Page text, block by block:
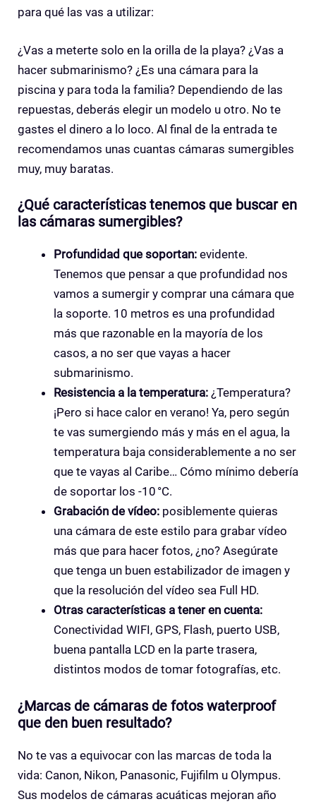
para qué las vas a utilizar:
¿Vas a meterte solo en la orilla de la playa? ¿Vas a
hacer submarinismo? ¿Es una cámara para la
piscina y para toda la familia? Dependiendo de las
repuestas, deberás elegir un modelo u otro. No te
gastes el dinero a lo loco. Al final de la entrada te
recomendamos unas cuantas cámaras sumergibles
muy, muy baratas.
¿Qué características tenemos que buscar en
las cámaras sumergibles?
Profundidad que soportan: evidente.
Tenemos que pensar a que profundidad nos
vamos a sumergir y comprar una cámara que
la soporte. 10 metros es una profundidad
más que razonable en la mayoría de los
casos, a no ser que vayas a hacer
submarinismo.
Resistencia a la temperatura: ¿Temperatura?
¡Pero si hace calor en verano! Ya, pero según
te vas sumergiendo más y más en el agua, la
temperatura baja considerablemente a no ser
que te vayas al Caribe… Cómo mínimo debería
de soportar los -10 °C.
Grabación de vídeo: posiblemente quieras
una cámara de este estilo para grabar vídeo
más que para hacer fotos, ¿no? Asegúrate
que tenga un buen estabilizador de imagen y
que la resolución del vídeo sea Full HD.
Otras características a tener en cuenta:
Conectividad WIFI, GPS, Flash, puerto USB,
buena pantalla LCD en la parte trasera,
distintos modos de tomar fotografías, etc.
¿Marcas de cámaras de fotos waterproof
que den buen resultado?
No te vas a equivocar con las marcas de toda la
vida: Canon, Nikon, Panasonic, Fujifilm u Olympus.
Sus modelos de cámaras acuáticas mejoran año